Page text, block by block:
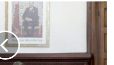
ت
و
د
ل
ا
ح
ك
م